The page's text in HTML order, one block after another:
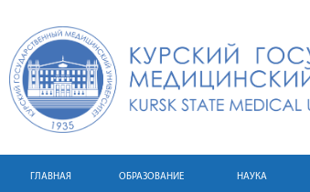
ГЛАВНАЯ ОБРАЗОВАНИЕ НАУКА